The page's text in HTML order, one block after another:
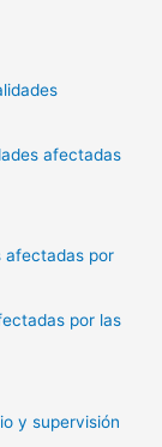
afectadas
por las